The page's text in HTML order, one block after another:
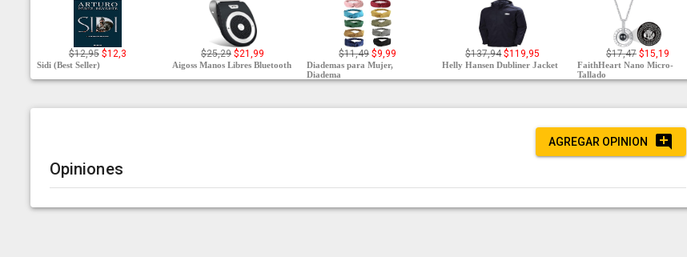
$12,95 $12,3
Sidi (Best Seller)
$25,29 $21,99
Aigoss Manos Libres Bluetooth
$11,49 $9,99
Diademas para Mujer,
Diadema
$137,94 $119,95
Helly Hansen Dubliner Jacket
$17,47 $15,19
FaithHeart Nano Micro-
Tallado
AGREGAR OPINION
Opiniones